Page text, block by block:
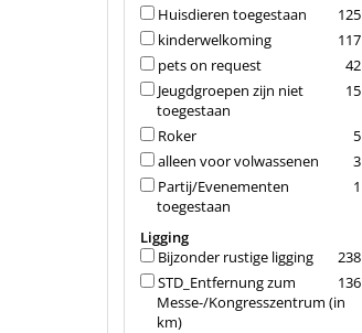
125
Huisdieren toegestaan
117
kinderwelkoming
42
pets on request
15
Jeugdgroepen zijn niet
toegestaan
5
Roker
3
alleen voor volwassenen
1
Partij/Evenementen
toegestaan
Ligging
238
Bijzonder rustige ligging
136
STD_Entfernung zum
Messe-/Kongresszentrum (in
km)